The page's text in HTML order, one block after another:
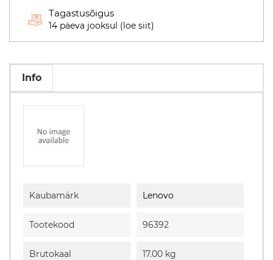
Tagastusõigus
14 päeva jooksul (loe siit)
Info
Kaubamärk Lenovo
Tootekood 96392
Brutokaal 17.00 kg